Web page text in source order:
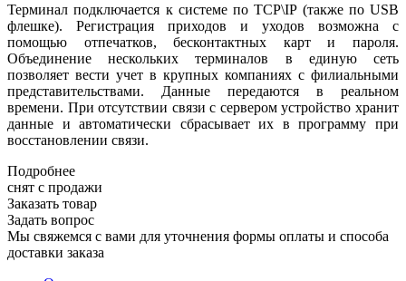
Терминал подключается к системе по TCP\IP (также по USB
флешке). Регистрация приходов и уходов возможна с
помощью отпечатков, бесконтактных карт и пароля.
Объединение нескольких терминалов в единую сеть
позволяет вести учет в крупных компаниях с филиальными
представительствами. Данные передаются в реальном
времени. При отсутствии связи с сервером устройство хранит
данные и автоматически сбрасывает их в программу при
восстановлении связи.
Подробнее
снят с продажи
Заказать товар
Задать вопрос
Мы свяжемся с вами для уточнения формы оплаты и способа
доставки заказа